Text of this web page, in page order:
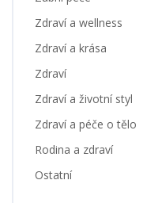
Zdraví a wellness
Zdraví a krása
Zdraví
Zdraví a životní styl
Zdraví a péče o tělo
Rodina a zdraví
Ostatní